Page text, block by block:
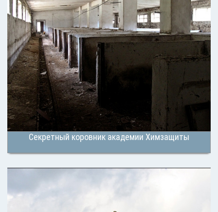
Секретный коровник академии Химзащиты